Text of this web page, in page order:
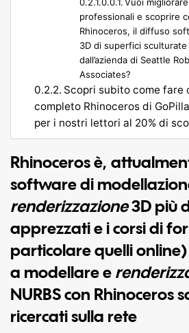
professionali e scoprire
Rhinoceros, il diffuso
3D di superfici
dall’azienda di Seattle
Associates?
Scopri subito come fare
completo Rhinoceros di
per i nostri lettori al 20% di
Rhinocerosè,
software di
renderizzazione3D più
apprezzati e i corsi di
particolare quelli
a modellare e
NURBS con Rhinoceros
ricercati sulla rete